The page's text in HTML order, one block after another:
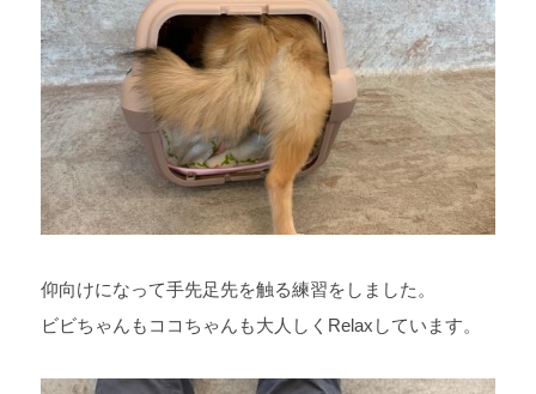
仰向けになって手先足先を触る練習をしました。
ビビちゃんもココちゃんも大人しく Relax しています。